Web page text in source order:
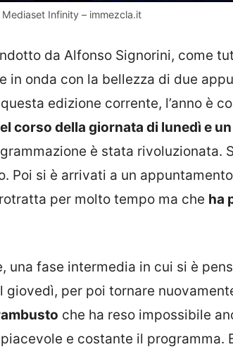
Infinity – immezcla.it
da Alfonso Signorini, come
in onda con la bellezza di due
edizione corrente, l’anno è
corso della giornata di lunedì e
è stata rivoluzionata.
Poi si è arrivati a un
per molto tempo ma che ha
una fase intermedia in cui si è
giovedì, per poi tornare
che ha reso impossibile
e costante il programma.